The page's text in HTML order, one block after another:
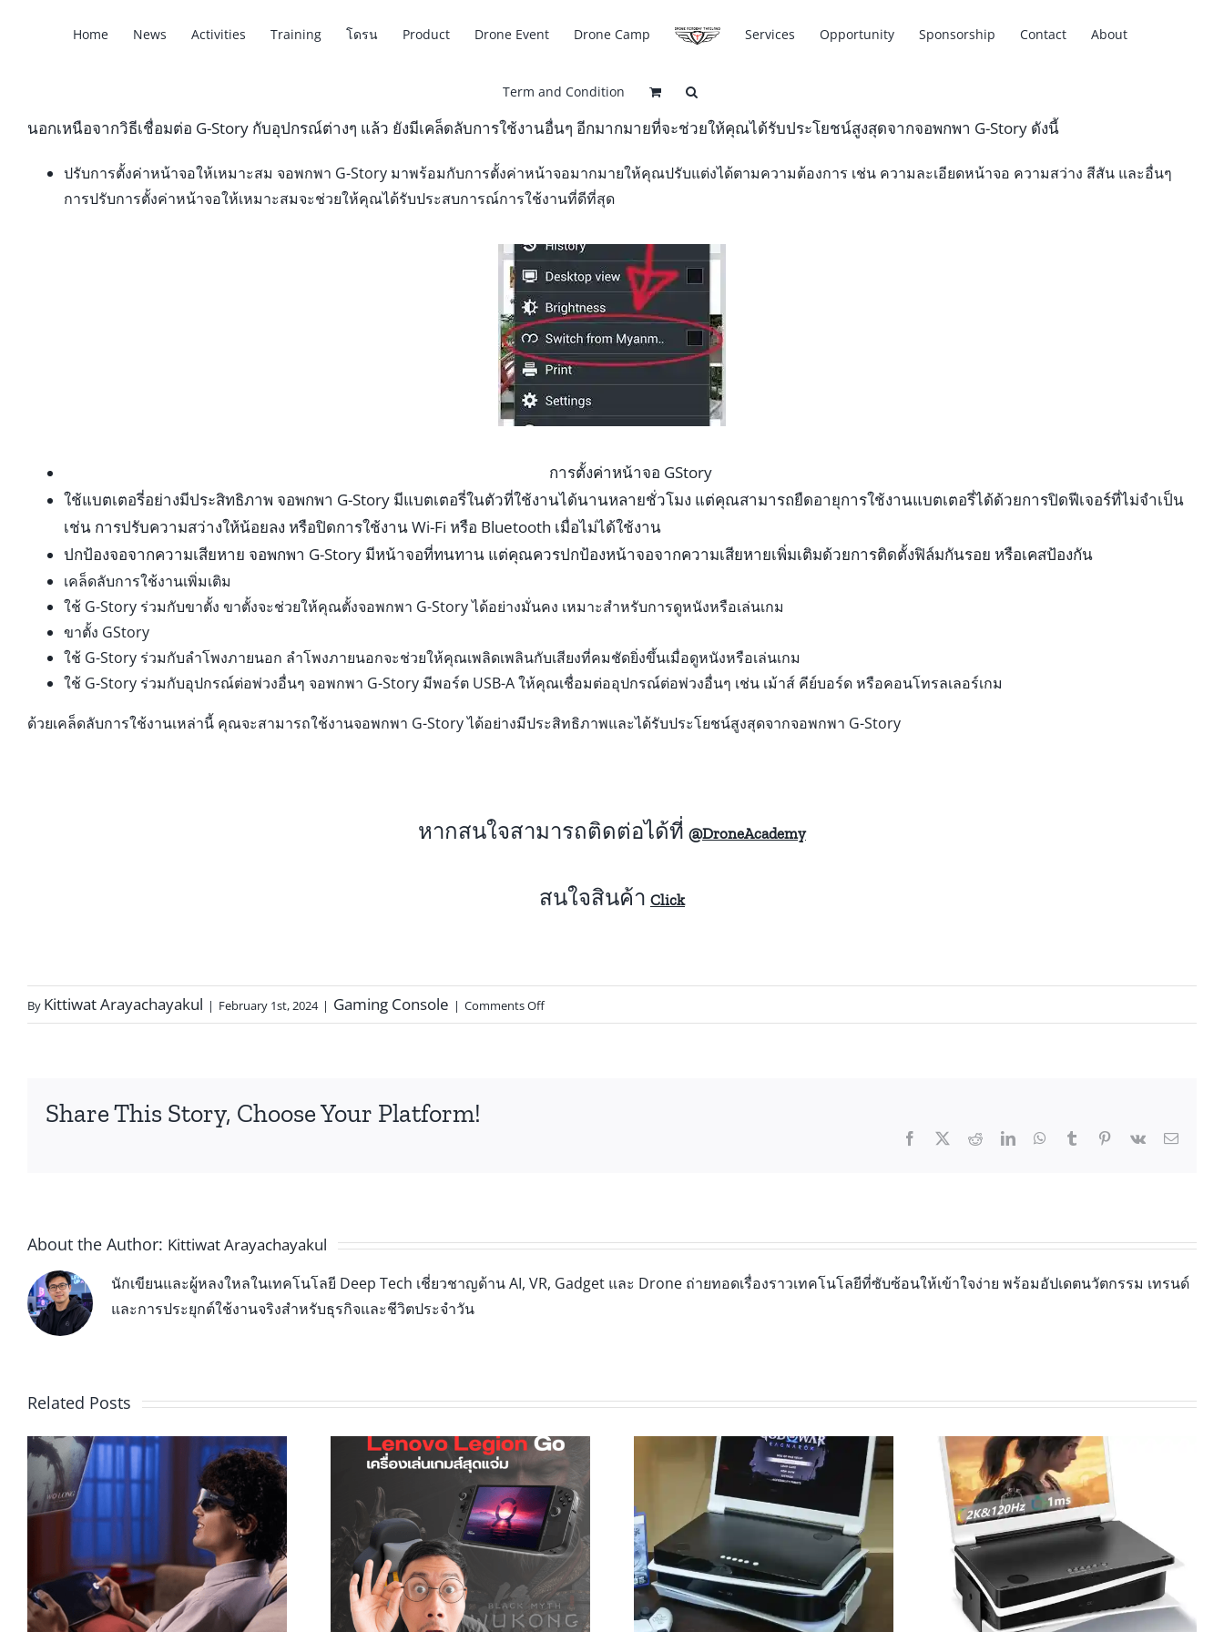
Home News Activities Training โดรน Product Drone Event Drone Camp Services Opportunity Sponsorship Contact About
Term and Condition
นอกเหนือจากวิธีเชื่อมต่อ G-Story กับอุปกรณ์ต่างๆ แล้ว ยังมีเคล็ดลับการใช้งานอื่นๆ อีกมากมายที่จะช่วยให้คุณได้รับประโยชน์สูงสุดจากจอพกพา G-Story ดังนี้
ปรับการตั้งค่าหน้าจอให้เหมาะสม จอพกพา G-Story มาพร้อมกับการตั้งค่าหน้าจอมากมายให้คุณปรับแต่งได้ตามความต้องการ เช่น ความละเอียดหน้าจอ ความสว่าง สีสัน และอื่นๆ
การปรับการตั้งค่าหน้าจอให้เหมาะสมจะช่วยให้คุณได้รับประสบการณ์การใช้งานที่ดีที่สุด
การตั้งค่าหน้าจอ GStory
ใช้แบตเตอรี่อย่างมีประสิทธิภาพ จอพกพา G-Story มีแบตเตอรี่ในตัวที่ใช้งานได้นานหลายชั่วโมง แต่คุณสามารถยืดอายุการใช้งานแบตเตอรี่ได้ด้วยการปิดฟีเจอร์ที่ไม่จำเป็น
เช่น การปรับความสว่างให้น้อยลง หรือปิดการใช้งาน Wi-Fi หรือ Bluetooth เมื่อไม่ได้ใช้งาน
ปกป้องจอจากความเสียหาย จอพกพา G-Story มีหน้าจอที่ทนทาน แต่คุณควรปกป้องหน้าจอจากความเสียหายเพิ่มเติมด้วยการติดตั้งฟิล์มกันรอย หรือเคสป้องกัน
เคล็ดลับการใช้งานเพิ่มเติม
ใช้ G-Story ร่วมกับขาตั้ง ขาตั้งจะช่วยให้คุณตั้งจอพกพา G-Story ได้อย่างมั่นคง เหมาะสำหรับการดูหนังหรือเล่นเกม
ขาตั้ง GStory
ใช้ G-Story ร่วมกับลำโพงภายนอก ลำโพงภายนอกจะช่วยให้คุณเพลิดเพลินกับเสียงที่คมชัดยิ่งขึ้นเมื่อดูหนังหรือเล่นเกม
ใช้ G-Story ร่วมกับอุปกรณ์ต่อพ่วงอื่นๆ จอพกพา G-Story มีพอร์ต USB-A ให้คุณเชื่อมต่ออุปกรณ์ต่อพ่วงอื่นๆ เช่น เม้าส์ คีย์บอร์ด หรือคอนโทรลเลอร์เกม
ด้วยเคล็ดลับการใช้งานเหล่านี้ คุณจะสามารถใช้งานจอพกพา G-Story ได้อย่างมีประสิทธิภาพและได้รับประโยชน์สูงสุดจากจอพกพา G-Story
หากสนใจสามารถติดต่อได้ที่ @DroneAcademy
สนใจสินค้า Click
By Kittiwat Arayachayakul | February 1st, 2024 | Gaming Console | Comments Off
Share This Story, Choose Your Platform!
About the Author: Kittiwat Arayachayakul
นักเขียนและผู้หลงใหลในเทคโนโลยี Deep Tech เชี่ยวชาญด้าน AI, VR, Gadget และ Drone ถ่ายทอดเรื่องราวเทคโนโลยีที่ซับซ้อนให้เข้าใจง่าย พร้อมอัปเดตนวัตกรรม เทรนด์
และการประยุกต์ใช้งานจริงสำหรับธุรกิจและชีวิตประจำวัน
Related Posts
เกมเมอร์ห้ามพลาด! Legion Go
เครื่องเล่นเกมส์ที่สุดแจ่ม
วิธีเชื่อมต่อ G-Story กับอุปกรณ์
G-story คืออะไร ?
เล่นใหญ่กว่าเดิม! สัมผัส Lenovo
Legion Go ได้แล้ว